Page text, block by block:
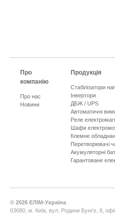
Про
компанію
Про нас
Новини
Продукція
Стабілізатори
Інвертори
ДБЖ / UPS
Автоматичні
Реле
Шафи
Клемне
Перетворювачі
Акумуляторні
Гарантоване
© 2026 ЕЛІМ-Україна
03680, м. Київ, вул. Родини Бунґе, 8,